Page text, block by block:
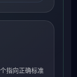
指向正确标准